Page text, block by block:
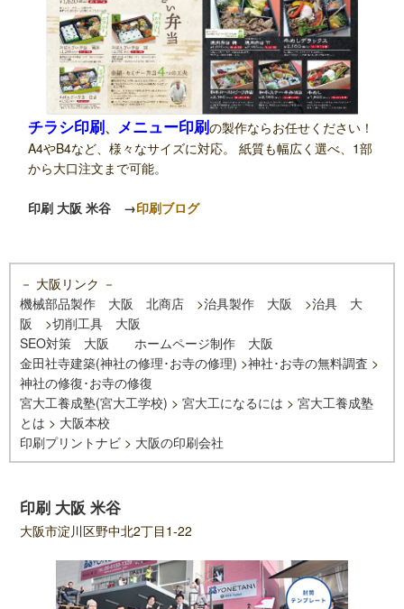
チラシ印刷、 メニュー印刷の製作ならお任せください！
A4やB4など、様々なサイズに対応。 紙質も幅広く選べ、1部
から大口注文まで可能。
印刷 大阪 米谷 →印刷ブログ
－ 大阪リンク －
機械部品製作 大阪 北商店 >治具製作 大阪 >治具 大
阪 >切削工具 大阪
SEO対策 大阪
ホームページ制作 大阪
金田社寺建築(神社の修理･お寺の修理) >神社･お寺の無料調査 >
神社の修復･お寺の修復
宮大工養成塾(宮大工学校) > 宮大工になるには > 宮大工養成塾
とは > 大阪本校
印刷プリントナビ > 大阪の印刷会社
印刷 大阪 米谷
大阪市淀川区野中北2丁目1-22